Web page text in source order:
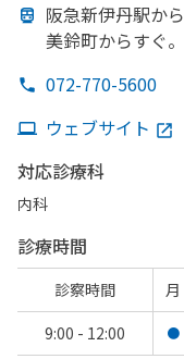
阪急新伊丹駅から
美鈴町からすぐ。
072-770-5600
ウェブサイト
対応診療科
内科
診療時間
診察時間 月
9:00 - 12:00
●